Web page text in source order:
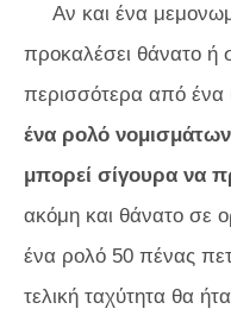
Αν και ένα
προκαλέσει θάνατο ή
περισσότερα από
ένα ρολό
μπορεί σίγουρα να
ακόμη και θάνατο σε
ένα ρολό 50 πένας
τελική ταχύτητα θα